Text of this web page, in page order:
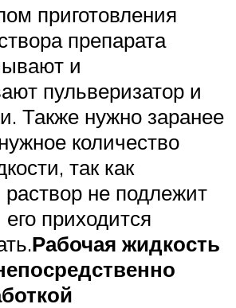
приготовления
препарата
и
пульверизатор и
Также нужно заранее
количество
так как
не подлежит
приходится
Рабочая жидкость